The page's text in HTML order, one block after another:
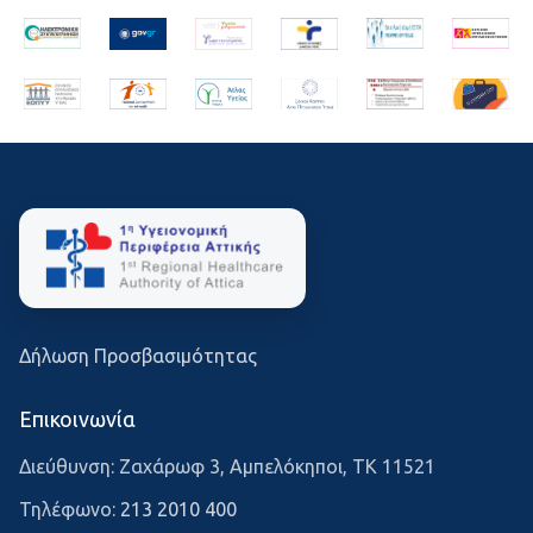
Δήλωση Προσβασιμότητας
Επικοινωνία
Διεύθυνση: Ζαχάρωφ 3, Αμπελόκηποι, ΤΚ 11521
Τηλέφωνο: 213 2010 400